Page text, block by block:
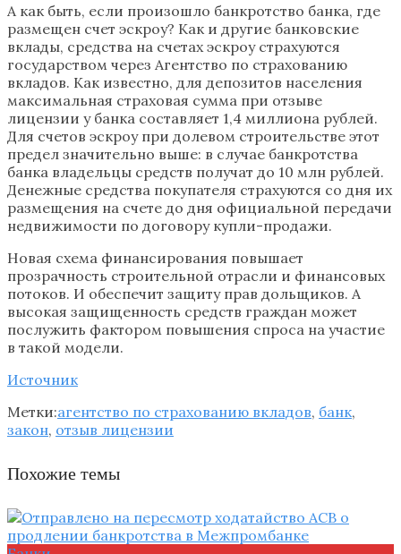
А как быть, если произошло банкротство банка, где
размещен счет эскроу? Как и другие банковские
вклады, средства на счетах эскроу страхуются
государством через Агентство по страхованию
вкладов. Как известно, для депозитов населения
максимальная страховая сумма при отзыве
лицензии у банка составляет 1,4 миллиона рублей.
Для счетов эскроу при долевом строительстве этот
предел значительно выше: в случае банкротства
банка владельцы средств получат до 10 млн рублей.
Денежные средства покупателя страхуются со дня их
размещения на счете до дня официальной передачи
недвижимости по договору купли-продажи.
Новая схема финансирования повышает
прозрачность строительной отрасли и финансовых
потоков. И обеспечит защиту прав дольщиков. А
высокая защищенность средств граждан может
послужить фактором повышения спроса на участие
в такой модели.
Источник
Метки:агентство по страхованию вкладов, банк,
закон, отзыв лицензии
Похожие темы